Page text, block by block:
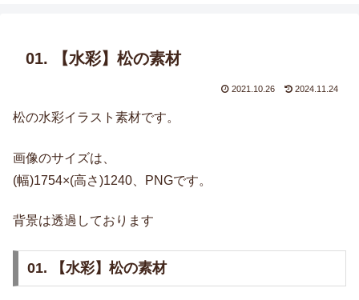
01. 【水彩】松の素材
2021.10.26 2024.11.24
松の水彩イラスト素材です。
画像のサイズは、
(幅)1754×(高さ)1240、PNGです。
背景は透過しております
01. 【水彩】松の素材